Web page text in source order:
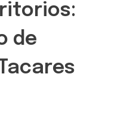
de